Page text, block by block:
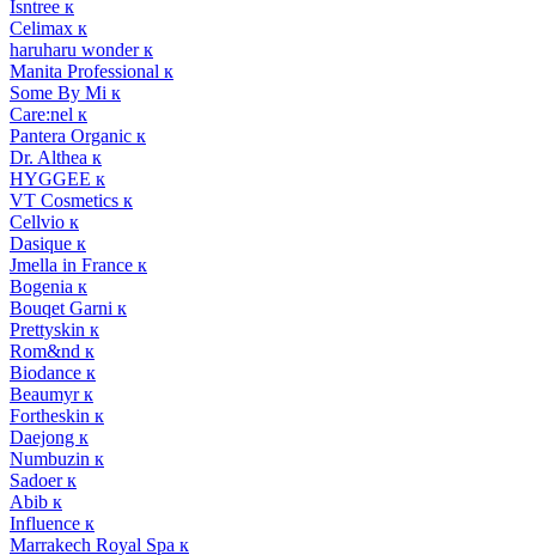
Isntree к
Celimax к
haruharu wonder к
Manita Professional к
Some By Mi к
Care:nel к
Pantera Organic к
Dr. Althea к
HYGGEE к
VT Cosmetics к
Cellvio к
Dasique к
Jmella in France к
Bogenia к
Bouqet Garni к
Prettyskin к
Rom&nd к
Biodance к
Beaumyr к
Fortheskin к
Daejong к
Numbuzin к
Sadoer к
Abib к
Influence к
Marrakech Royal Spa к